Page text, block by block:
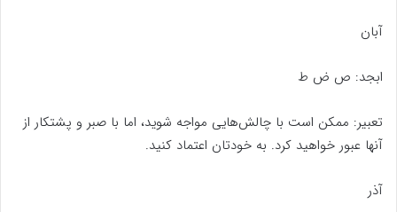
آبان
ابجد: ص ض ط
تعبیر: ممکن است با چالش‌هایی مواجه شوید، اما با صبر و پشتکار از
آنها عبور خواهید کرد. به خودتان اعتماد کنید.
آذر